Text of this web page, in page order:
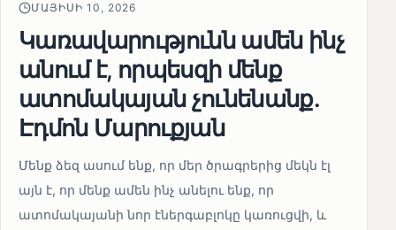
ՄԱՅԻՍԻ 10, 2026
Կառավարությունն ամեն ինչ
անում է, որպեսզի մենք
ատոմակայան չունենանք․
Էդմոն Մարուքյան
Մենք ձեզ ասում ենք, որ մեր ծրագրերից մեկն էլ
այն է, որ մենք ամեն ինչ անելու ենք, որ
ատոմակայանի նոր էներգաբլոկը կառուցվի, և